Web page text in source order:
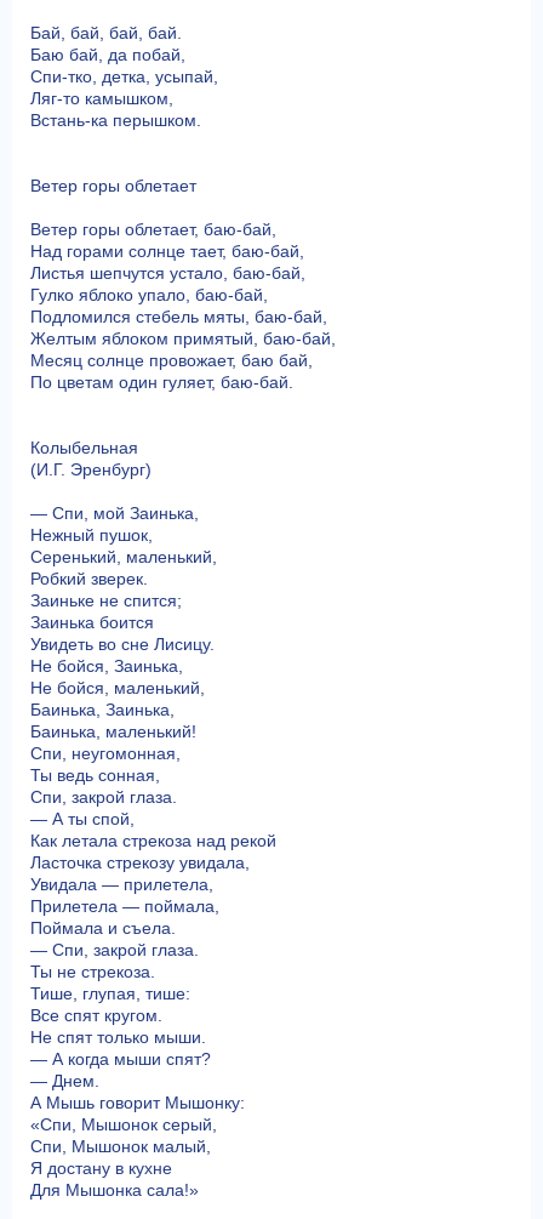
Бай, бай, бай, бай.
Баю бай, да побай,
Спи-тко, детка, усыпай,
Ляг-то камышком,
Встань-ка перышком.
Ветер горы облетает
Ветер горы облетает, баю-бай,
Над горами солнце тает, баю-бай,
Листья шепчутся устало, баю-бай,
Гулко яблоко упало, баю-бай,
Подломился стебель мяты, баю-бай,
Желтым яблоком примятый, баю-бай,
Месяц солнце провожает, баю бай,
По цветам один гуляет, баю-бай.
Колыбельная
(И.Г. Эренбург)
— Спи, мой Заинька,
Нежный пушок,
Серенький, маленький,
Робкий зверек.
Заиньке не спится;
Заинька боится
Увидеть во сне Лисицу.
Не бойся, Заинька,
Не бойся, маленький,
Баинька, Заинька,
Баинька, маленький!
Спи, неугомонная,
Ты ведь сонная,
Спи, закрой глаза.
— А ты спой,
Как летала стрекоза над рекой
Ласточка стрекозу увидала,
Увидала — прилетела,
Прилетела — поймала,
Поймала и съела.
— Спи, закрой глаза.
Ты не стрекоза.
Тише, глупая, тише:
Все спят кругом.
Не спят только мыши.
— А когда мыши спят?
— Днем.
А Мышь говорит Мышонку:
«Спи, Мышонок серый,
Спи, Мышонок малый,
Я достану в кухне
Для Мышонка сала!»